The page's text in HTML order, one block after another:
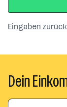
Eingaben
Dein